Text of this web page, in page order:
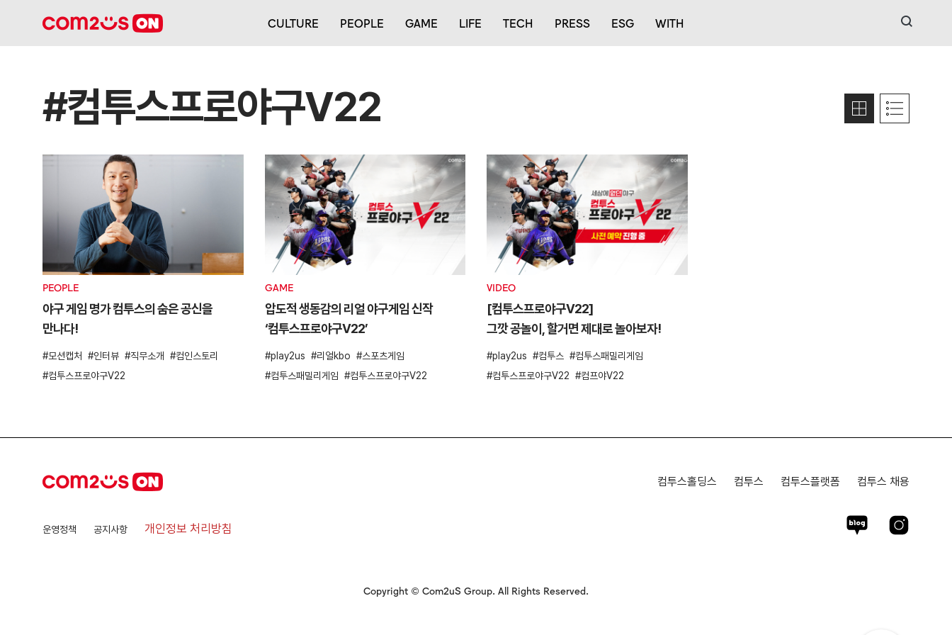
CULTURE PEOPLE GAME LIFE TECH PRESS ESG WITH 검색
#컴투스프로야구V22
PEOPLE
야구 게임 명가 컴투스의 숨은 공신을
만나다!
모션캡처 인터뷰 직무소개
컴인스토리
컴투스프로야구V22
GAME
압도적 생동감의 리얼 야구게임 신작
‘컴투스프로야구V22’
play2us 리얼kbo
스포츠게임
컴투스패밀리게임
컴투스프로야구V22
VIDEO
[컴투스프로야구V22]
그깟 공놀이, 할거면 제대로 놀아보자!
play2us 컴투스
컴투스패밀리게임
컴투스프로야구V22
컴프야V22
운영정책 공지사항 개인정보 처리방침
컴투스홀딩스 컴투스 컴투스플랫폼 컴투스 채용
Copyright © Com2uS Group. All Rights Reserved.